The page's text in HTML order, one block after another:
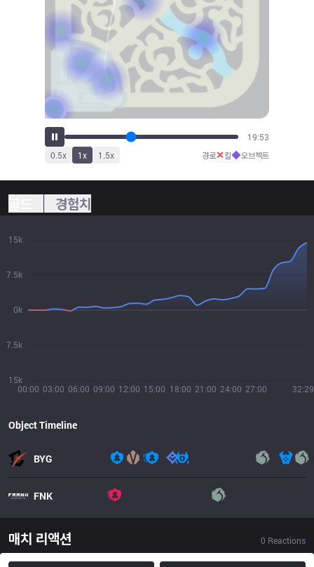
21:16
0.5x 1x 1.5x 경로✕킬◆오브젝트
경험치
00:00 03:00 06:00 09:00 12:00 15:00 18:00 21:00 24:00 27:00 32:29
15k
7.5k
0k
7.5k
15k
Object Timeline
BYG
FNK
매치 리액션 0 Reactions